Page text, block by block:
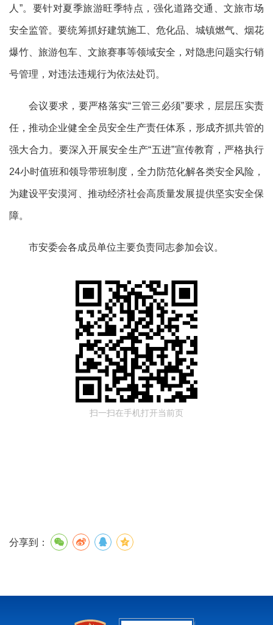
人”。要针对夏季旅游旺季特点，强化道路交通、文旅市场
安全监管。要统筹抓好建筑施工、危化品、城镇燃气、烟花
爆竹、旅游包车、文旅赛事等领域安全，对隐患问题实行销
号管理，对违法违规行为依法处罚。
会议要求，要严格落实“三管三必须”要求，层层压实责
任，推动企业健全全员安全生产责任体系，形成齐抓共管的
强大合力。要深入开展安全生产“五进”宣传教育，严格执行
24小时值班和领导带班制度，全力防范化解各类安全风险，
为建设平安漠河、推动经济社会高质量发展提供坚实安全保
障。
市安委会各成员单位主要负责同志参加会议。
扫一扫在手机打开当前页
分享到：